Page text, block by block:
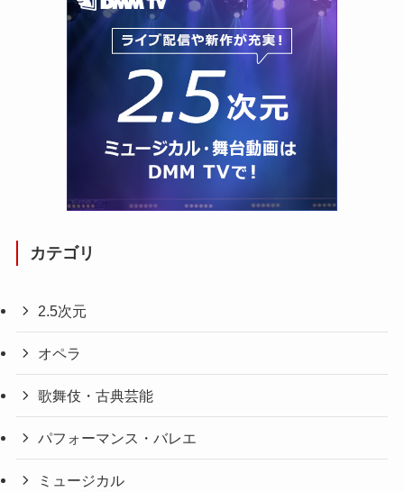
カテゴリ
2.5次元
オペラ
歌舞伎・古典芸能
パフォーマンス・バレエ
ミュージカル